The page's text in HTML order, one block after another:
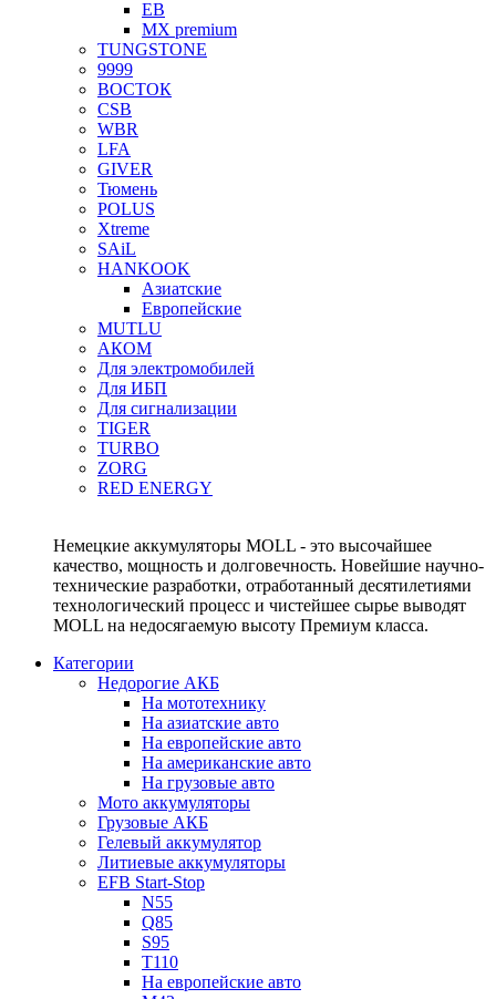
EB
MX premium
TUNGSTONE
9999
ВОСТОК
CSB
WBR
LFA
GIVER
Тюмень
POLUS
Xtreme
SAiL
HANKOOK
Азиатские
Европейские
MUTLU
АКОМ
Для электромобилей
Для ИБП
Для сигнализации
TIGER
TURBO
ZORG
RED ENERGY
Немецкие аккумуляторы MOLL - это высочайшее
качество, мощность и долговечность. Новейшие научно-
технические разработки, отработанный десятилетиями
технологический процесс и чистейшее сырье выводят
MOLL на недосягаемую высоту Премиум класса.
Категории
Недорогие АКБ
На мототехнику
На азиатские авто
На европейские авто
На американские авто
На грузовые авто
Мото аккумуляторы
Грузовые АКБ
Гелевый аккумулятор
Литиевые аккумуляторы
EFB Start-Stop
N55
Q85
S95
T110
На европейские авто